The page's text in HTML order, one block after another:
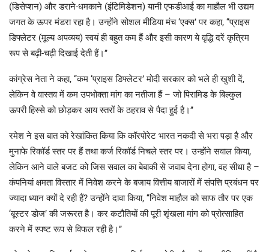
(डिसेप्शन) और डराने-धमकाने (इंटिमिडेशन) यानी एफडीआई का माहौल भी उद्यम
जगत के ऊपर मंडरा रहा है। उन्होंने सोशल मीडिया मंच ‘एक्स’ पर कहा, ‘‘प्राइस
डिफ्लेटर (मूल्य अपव्यय) स्वयं ही बहुत कम हैं और इसी कारण ये वृद्धि दरें कृत्रिम
रूप से बढ़ी-चढ़ी दिखाई देती हैं।’’
कांग्रेस नेता ने कहा, ‘‘कम ‘प्राइस डिफ्लेटर’ मोदी सरकार को भले ही खुशी दें,
लेकिन वे वास्तव में कम उपभोक्ता मांग का नतीजा हैं – जो पिरामिड के बिल्कुल
ऊपरी हिस्से को छोड़कर आय स्तरों के ठहराव से पैदा हुई है।’’
रमेश ने इस बात को रेखांकित किया कि कॉरपोरेट भारत नकदी से भरा पड़ा है और
मुनाफे रिकॉर्ड स्तर पर हैं तथा कर्ज रिकॉर्ड निचले स्तर पर। उन्होंने सवाल किया,
लेकिन आने वाले बजट को जिस सवाल का बेबाकी से जवाब देना होगा, वह सीधा है –
कंपनियां क्षमता विस्तार में निवेश करने के बजाय वित्तीय बाजारों में संपत्ति प्रबंधन पर
ज्यादा ध्यान क्यों दे रही हैं? उन्होंने दावा किया, ‘‘निवेश माहौल को साफ तौर पर एक
‘बूस्टर डोज’ की जरूरत है। कर कटौतियों की पूरी शृंखला मांग को प्रोत्साहित
करने में स्पष्ट रूप से विफल रही है।’’